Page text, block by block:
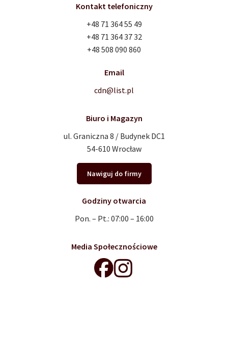
Biuro i Magazyn
ul. Graniczna 8 / Budynek DC1
54-610 Wrocław
Nawiguj do firmy
Godziny otwarcia
Pon. – Pt.: 07:00 – 16:00
Kontakt telefoniczny
+48 71 364 55 49
+48 71 364 37 32
+48 508 090 860
Email
cdn@list.pl
Media Społecznościowe